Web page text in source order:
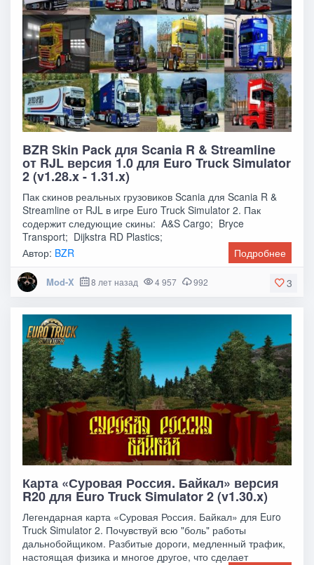
BZR Skin Pack для Scania R & Streamline
от RJL версия 1.0 для Euro Truck Simulator
2 (v1.28.x - 1.31.x)
Пак скинов реальных грузовиков Scania для Scania R &
Streamline от RJL в игре Euro Truck Simulator 2. Пак
содержит следующие скины: A&S Cargo; Bryce
Transport; Dijkstra RD Plastics;
Автор: BZR Подробнее
3
Mod-X 8 лет назад 4 957 992
Карта «Суровая Россия. Байкал» версия
R20 для Euro Truck Simulator 2 (v1.30.x)
Легендарная карта «Суровая Россия. Байкал» для Euro
Truck Simulator 2. Почувствуй всю "боль" работы
дальнобойщиком. Разбитые дороги, медленный трафик,
настоящая физика и многое другое, что сделает